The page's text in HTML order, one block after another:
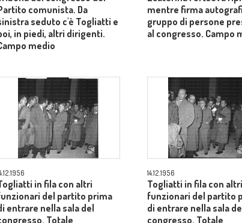
comunista. Da
seduto c'è Togliatti e
in piedi, altri dirigenti.
medio
mentre firma
gruppo di persone
al congresso. Campo
in fila con altri
del partito prima
entrare nella sala del
Totale
14.12.1956
Togliatti in fila con altri
funzionari del partito
di entrare nella sala
congresso. Totale